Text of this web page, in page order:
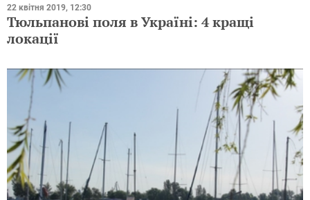
22 квітня 2019, 12:30
Тюльпанові поля в Україні: 4 кращі
локації